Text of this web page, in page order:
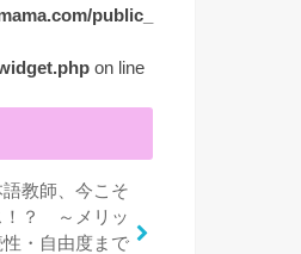
public_
on line
教師、今こそ
！？ ～メリッ
性・自由度まで